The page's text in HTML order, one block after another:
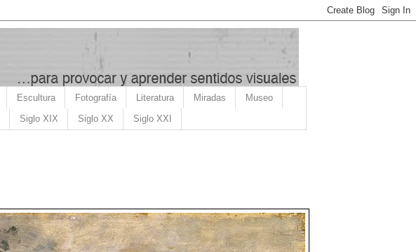
Escultura Fotografía Literatura Miradas Museo
Siglo XIX Siglo XX Siglo XXI